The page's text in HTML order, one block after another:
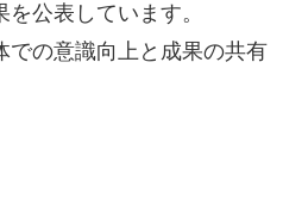
を公表しています。
での意識向上と成果の共有